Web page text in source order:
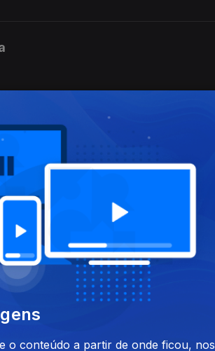
o conteúdo a partir de onde ficou, nos